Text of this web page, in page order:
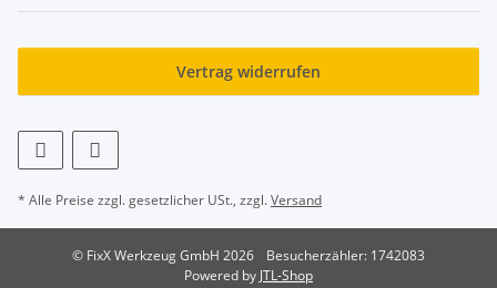
Vertrag widerrufen
* Alle Preise zzgl. gesetzlicher USt., zzgl.Versand
© FixX Werkzeug GmbH 2026
Besucherzähler: 1742083
Powered by JTL-Shop